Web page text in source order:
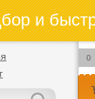
и
0